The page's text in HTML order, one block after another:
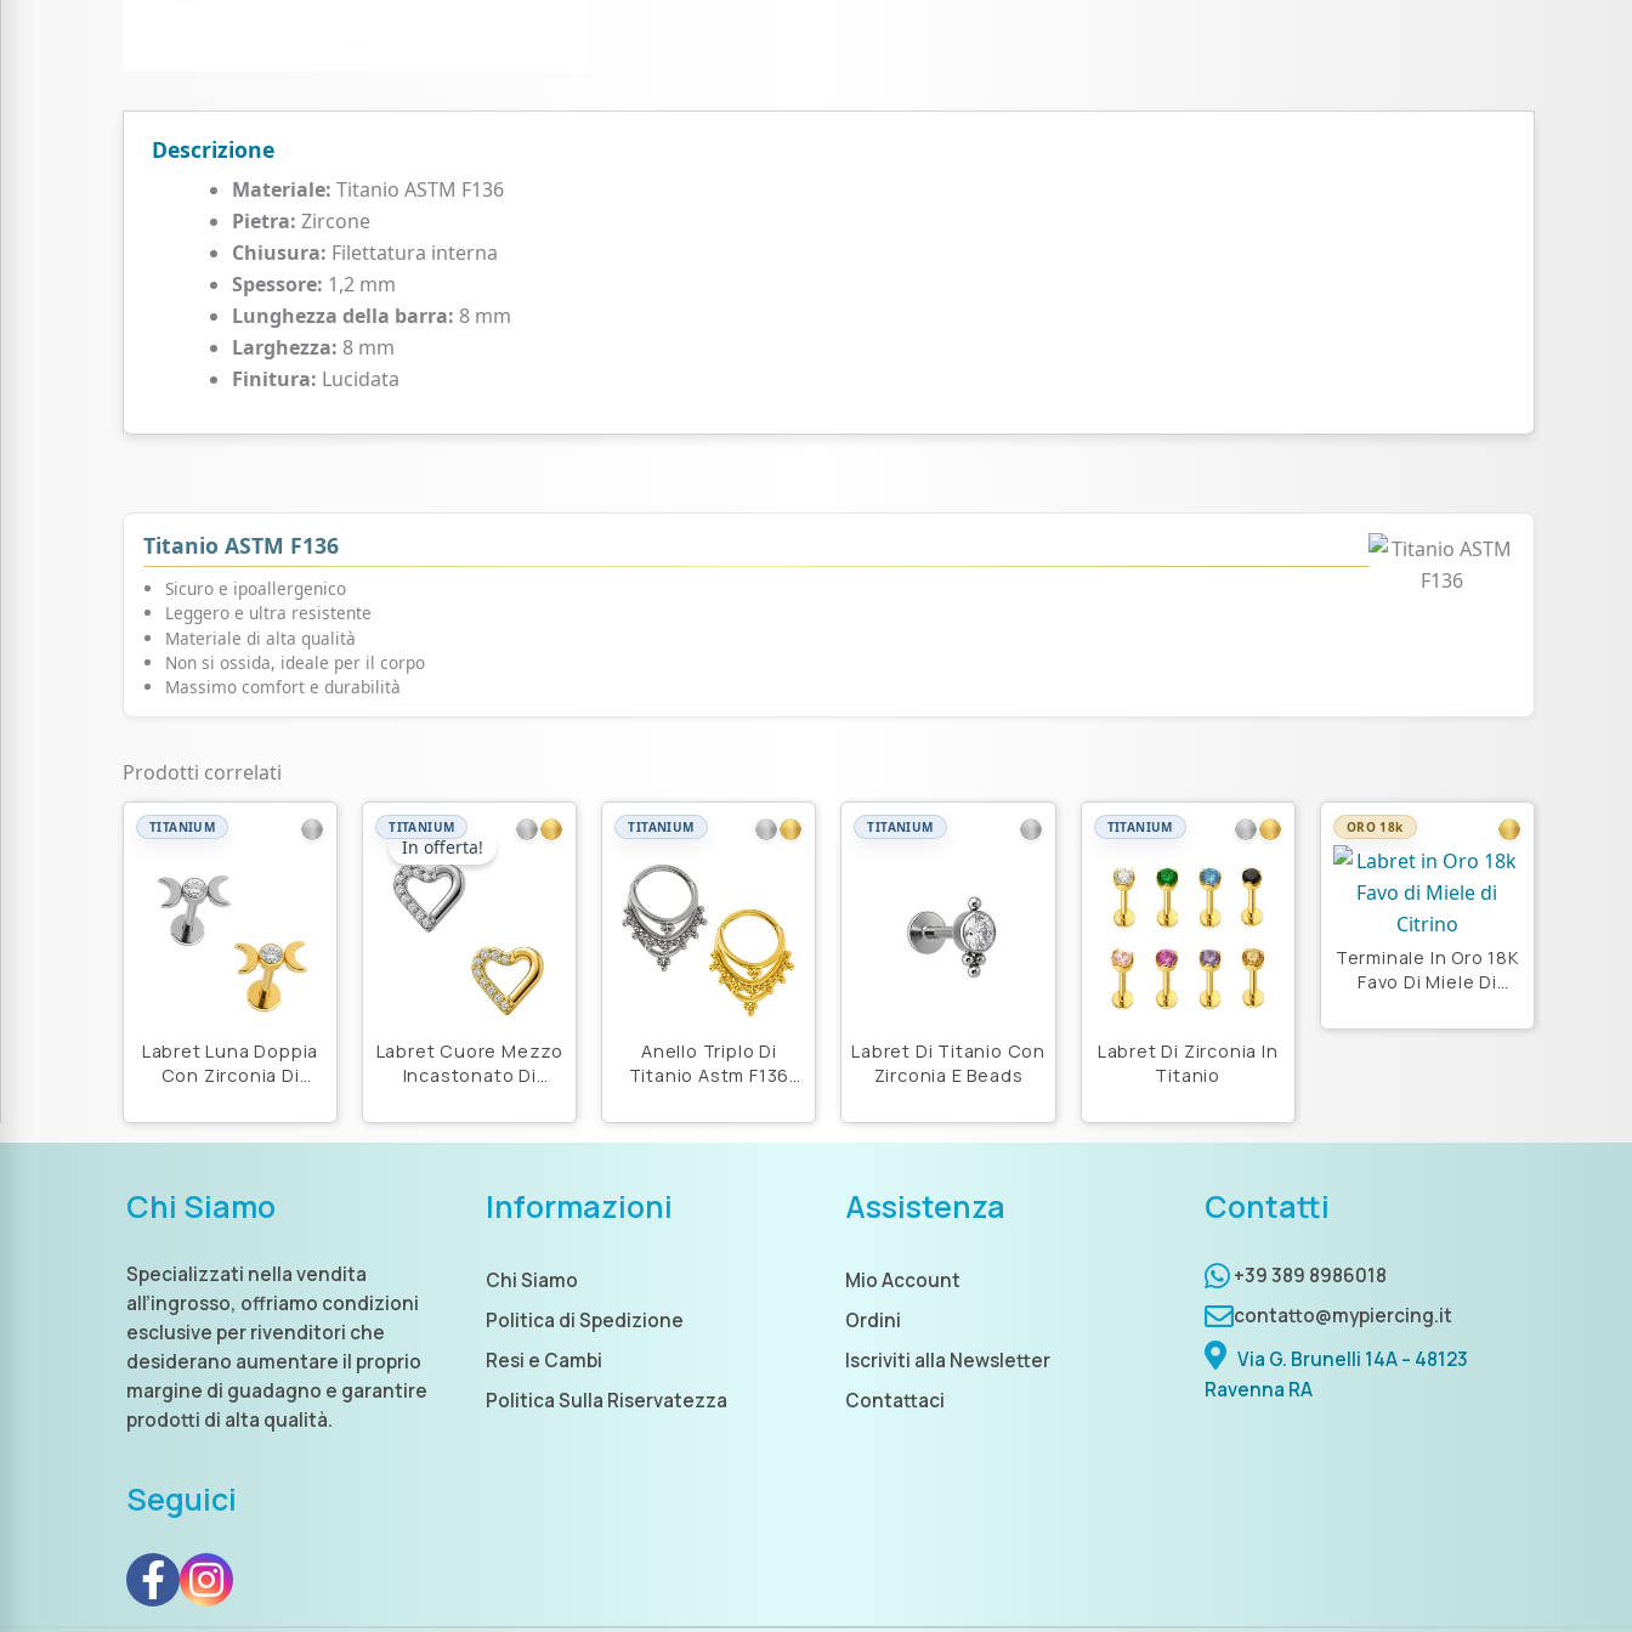
Descrizione
Materiale: Titanio ASTM F136
Pietra: Zircone
Chiusura: Filettatura interna
Spessore: 1,2 mm
Lunghezza della barra: 8 mm
Larghezza: 8 mm
Finitura: Lucidata
Titanio ASTM F136
Sicuro e ipoallergenico
Leggero e ultra resistente
Materiale di alta qualità
Non si ossida, ideale per il corpo
Massimo comfort e durabilità
Prodotti correlati
TITANIUM
Labret Luna Doppia
Con Zirconia Di
In offerta!
TITANIUM
Labret Cuore Mezzo
Incastonato Di
Astm F136
TITANIUM
Anello Triplo Di
Titanio Astm F136
TITANIUM
Labret Di Titanio Con
Zirconia E Beads
TITANIUM
Labret Di Zirconia In
Titanio
ORO 18k
Terminale In Oro 18K
Favo Di Miele Di
Chi Siamo
Specializzati nella vendita
all’ingrosso, offriamo condizioni
esclusive per rivenditori che
desiderano aumentare il proprio
margine di guadagno e garantire
prodotti di alta qualità.
Seguici
Informazioni
Chi Siamo
Politica di Spedizione
Resi e Cambi
Politica Sulla Riservatezza
Assistenza
Mio Account
Ordini
Iscriviti alla Newsletter
Contattaci
Contatti
+39 389 8986018
contatto@mypiercing.it
Via G. Brunelli 14A – 48123
Ravenna RA